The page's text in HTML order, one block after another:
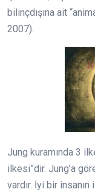
bilinçdışına ait
2007).
Jung kuramında 3
ilkesi”dir. Jung’a
vardır. İyi bir